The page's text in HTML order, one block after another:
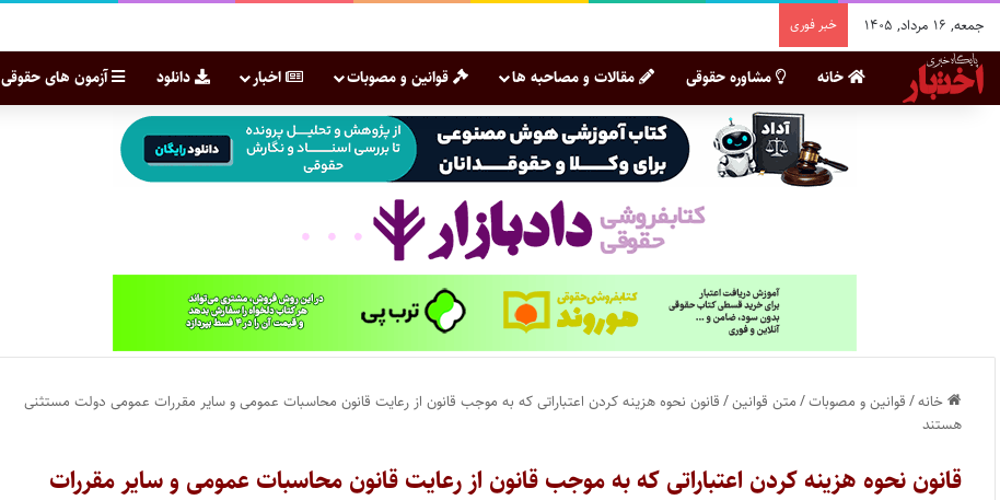
جمعه, ۱۶ مرداد, ۱۴۰۵ خبر فوری
خانه مشاوره حقوقی مقالات و مصاحبه ها قوانین و مصوبات اخبار دانلود آزمون های حقوقی
خانه/قوانین و مصوبات/متن قوانین/قانون نحوه هزینه کردن اعتباراتی که به موجب قانون از رعایت قانون محاسبات عمومی و سایر مقررات عمومی دولت مستثنی
هستند
قانون نحوه هزینه کردن اعتباراتی که به موجب قانون از رعایت قانون محاسبات عمومی و سایر مقررات